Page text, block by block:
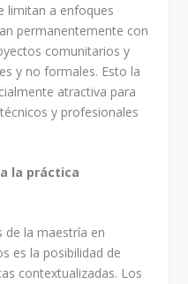
limitan a enfoques
permanentemente con
comunitarios y
y no formales. Esto la
atractiva para
y profesionales
la práctica
de la maestría en
es la posibilidad de
contextualizadas. Los